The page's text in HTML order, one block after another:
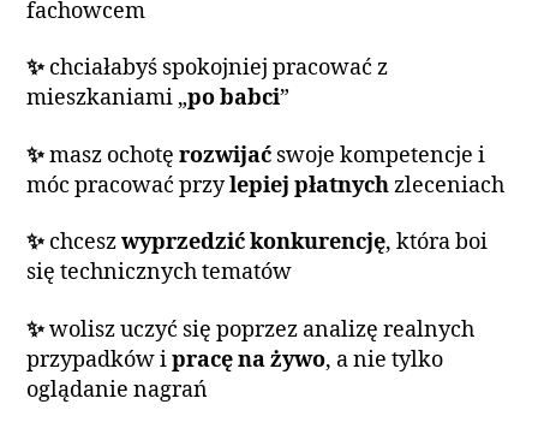
fachowcem
✨chciałabyś spokojniej pracować z
mieszkaniami „po babci”
✨masz ochotęrozwijać swoje kompetencje i
móc pracować przylepiej płatnychzleceniach
✨chceszwyprzedzić konkurencję, która boi
się technicznych tematów
✨wolisz uczyć się poprzez analizę realnych
przypadków ipracę na żywo, a nie tylko
oglądanie nagrań